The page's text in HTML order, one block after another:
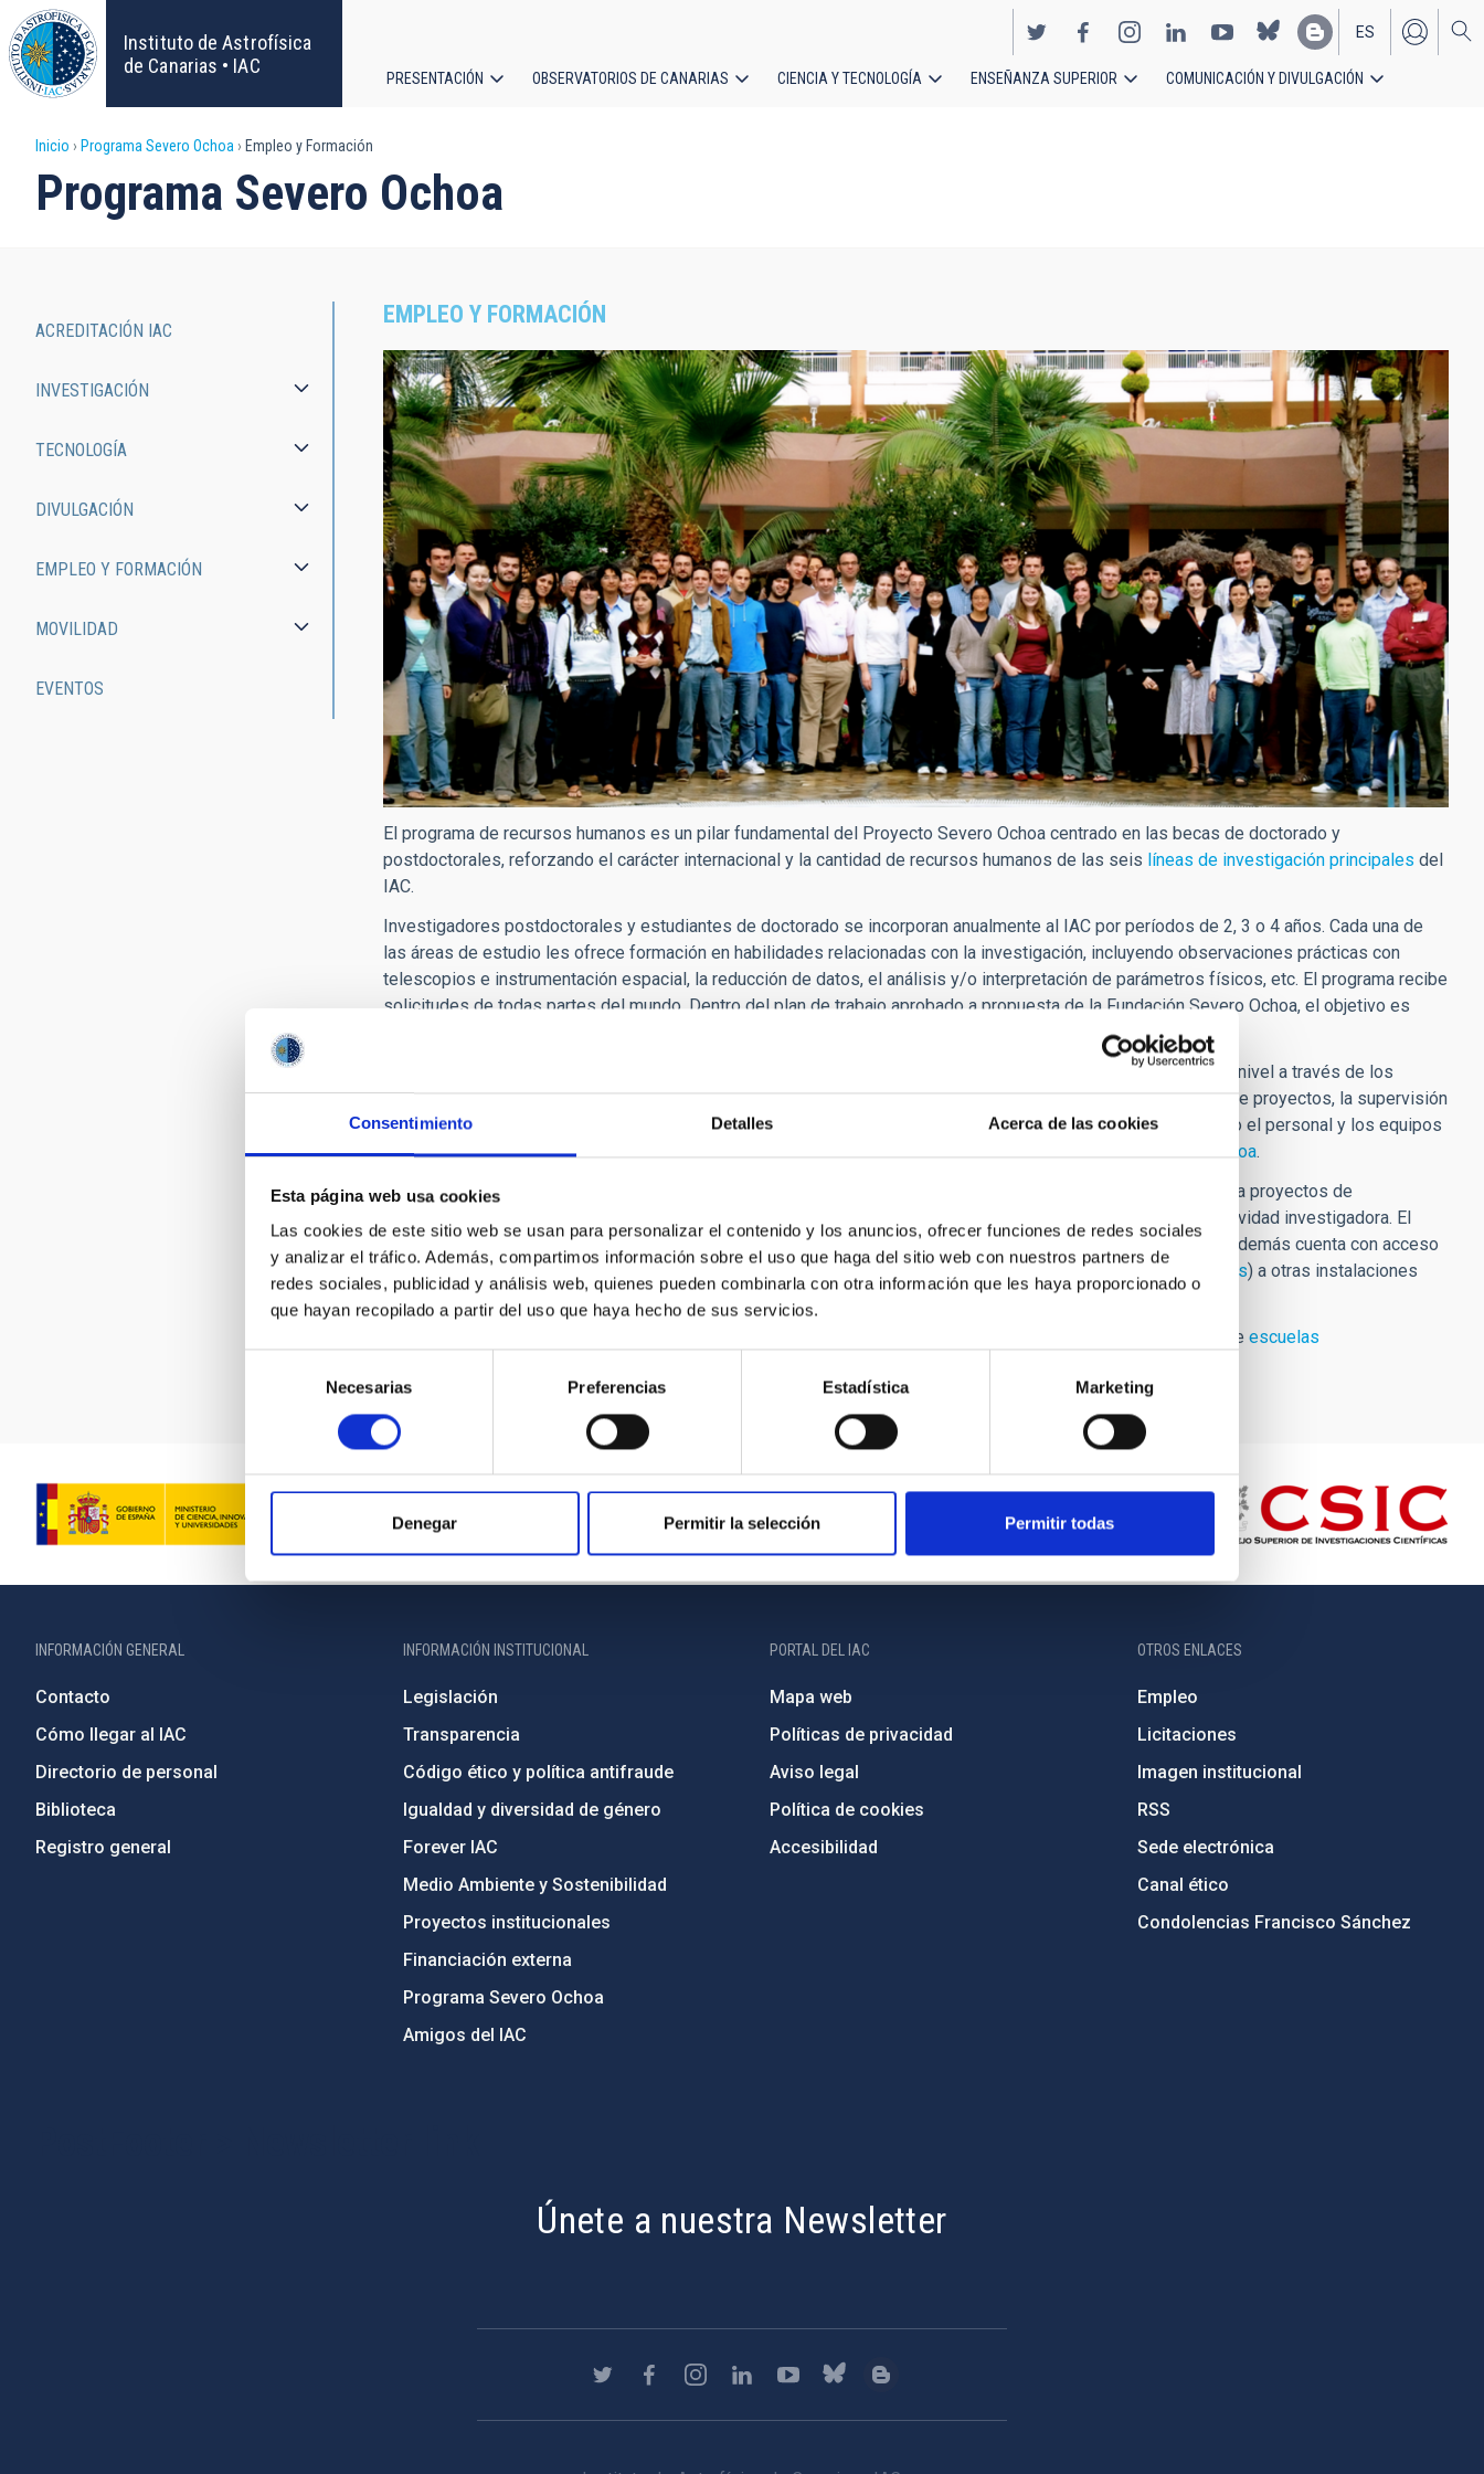
Consentimiento Detalles Acerca de las cookies
Esta página web usa cookies
Las cookies de este sitio web se usan para personalizar el contenido y los anuncios, ofrecer funciones de redes sociales
y analizar el tráfico. Además, compartimos información sobre el uso que haga del sitio web con nuestros partners de
redes sociales, publicidad y análisis web, quienes pueden combinarla con otra información que les haya proporcionado o
que hayan recopilado a partir del uso que haya hecho de sus servicios.
consentimiento
Necesarias Preferencias Estadística Marketing
Denegar Permitir la selección Permitir todas
Pasar
al
contenido
principal
Instituto de Astrofísica
de Canarias • IAC
EN
ES
principal
PRESENTACIÓN OBSERVATORIOS DE CANARIAS CIENCIA Y TECNOLOGÍA ENSEÑANZA SUPERIOR COMUNICACIÓN Y DIVULGACIÓN
Sobrescribir
enlaces
ayuda
la
navegación
Inicio Programa Severo Ochoa Empleo y Formación
Programa Severo Ochoa
EMPLEO Y FORMACIÓN
El programa de recursos humanos es un pilar fundamental del Proyecto Severo Ochoa centrado en las becas de doctorado y
postdoctorales, reforzando el carácter internacional y la cantidad de recursos humanos de las seis líneas de investigación principales del
IAC.
Investigadores postdoctorales y estudiantes de doctorado se incorporan anualmente al IAC por períodos de 2, 3 o 4 años. Cada una de
las áreas de estudio les ofrece formación en habilidades relacionadas con la investigación, incluyendo observaciones prácticas con
telescopios e instrumentación espacial, la reducción de datos, el análisis y/o interpretación de parámetros físicos, etc. El programa recibe
solicitudes de todas partes del mundo. Dentro del plan de trabajo aprobado a propuesta de la Fundación Severo Ochoa, el objetivo es
recibe formación en investigación y en gestión de alto nivel a través de los
responsables de grupo, el personal permanente y el director. El programa se lleva a cabo mediante la gestión de proyectos, la supervisión
del personal investigador joven y la organización de talleres y conferencias, entre otras acciones. También todo el personal y los equipos
de trabajo se benefician de la interacción con los profesores visitantes delPrograma de Movilidad Severo Ochoa.
El IAC ofrece a todo el personal contratado facilidades bibliográficas, informáticas y de observación, y acceso a proyectos de
investigación propios e internacionales, así como la financiación necesaria para el desarrollo efectivo de la actividad investigadora. El
personal tiene sus despachos en la sede del IAC (La Laguna), un entorno de trabajo estimulante y entusiasta. Además cuenta con acceso
a todas las instalaciones telescópicas y de supercomputación de Canarias (incluido elGran Telescopio Canarias) a otras instalaciones
españolas, al ESO, a la ESA y al IRAM.
El Programa Severo Ochoa contribuye además a la formación profesional mediante la financiación específica de escuelas
Ochoa
Programme
ACREDITACIÓN IAC
INVESTIGACIÓN
TECNOLOGÍA
DIVULGACIÓN
EMPLEO Y FORMACIÓN
MOVILIDAD
EVENTOS
INFORMACIÓN GENERAL
Contacto
Cómo llegar al IAC
Directorio de personal
Biblioteca
Registro general
INFORMACIÓN INSTITUCIONAL
Legislación
Transparencia
Código ético y política antifraude
Igualdad y diversidad de género
Forever IAC
Medio Ambiente y Sostenibilidad
Proyectos institucionales
Financiación externa
Programa Severo Ochoa
Amigos del IAC
PORTAL DEL IAC
Mapa web
Políticas de privacidad
Aviso legal
Política de cookies
Accesibilidad
OTROS ENLACES
Empleo
Licitaciones
Imagen institucional
RSS
Sede electrónica
Canal ético
Condolencias Francisco Sánchez
Únete a nuestra Newsletter